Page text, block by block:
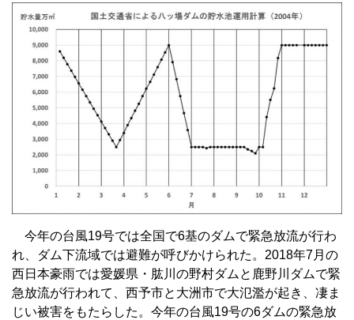
今年の台風19号では全国で6基のダムで緊急放流が行わ
れ、ダム下流域では避難が呼びかけられた。2018年7月の
西日本豪雨では愛媛県・肱川の野村ダムと鹿野川ダムで緊
急放流が行われて、西予市と大洲市で大氾濫が起き、凄ま
じい被害をもたらした。今年の台風19号の6ダムの緊急放